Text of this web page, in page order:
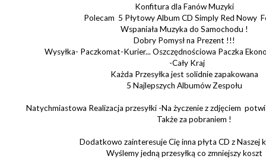
Konfitura dla Fanów Muzyki
Polecam 5 Płytowy Album CD Simply Red Nowy
Wspaniała Muzyka do Samochodu !
Dobry Pomysł na Prezent !!!
Wysyłka- Paczkomat-Kurier... Oszczędnościowa Paczka
-Cały Kraj
Każda Przesyłka jest solidnie zapakowana
5 Najlepszych Albumów Zespołu
Natychmiastowa Realizacja przesyłki -Na życzenie z zdjęciem
Także za pobraniem !
Dodatkowo zainteresuje Cię inna płyta CD z Naszej
Wyślemy jedną przesyłką co zmniejszy koszt